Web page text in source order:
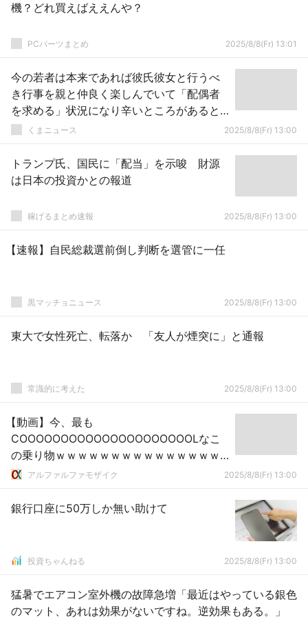
機？どれ買えばええんや？
PCパーツまとめ 2025/8/8(Fr) 13:01
今の若者は本来であれば彼氏彼女と行うべ
き行事を親と仲良く楽しんでいて「配偶者
を求める」状況になり辛いところがあると
感じたくまニュース 2025/8/8(Fr) 13:00
トランプ氏、国民に「配当」を示唆 財源
は日本の投資かとの報道
稼げるまとめ速報 2025/8/8(Fr) 13:00
【速報】自民総裁選前倒し判断を選管に一任
黒マッチョニュース 2025/8/8(Fr) 13:00
東大で女性死亡、転落か 「友人が煙突に」と通報
常識的に考えた 2025/8/8(Fr) 13:00
【動画】今、最も
COOOOOOOOOOOOOOOOOOOOOLなこ
の乗り物ｗｗｗｗｗｗｗｗｗｗｗｗｗｗｗ
ｗｗｗｗｗｗｗｗ
アルファルファモザイク 2025/8/8(Fr) 13:00
銀行口座に50万しか無い助けて
投資ちゃんねる 2025/8/8(Fr) 13:00
猛暑でエアコン室外機の故障急増「最近はやっている銀色
のマット、あれは効果がないですね。逆効果もある。」